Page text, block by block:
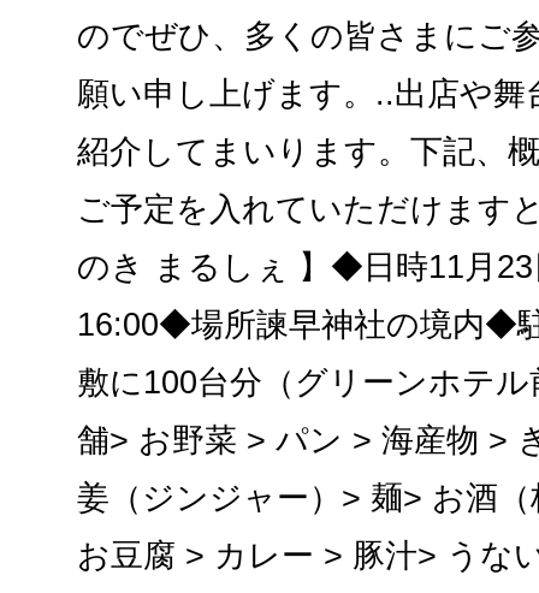
のでぜひ、多くの皆さまにご
願い申し上げます。..出店や舞
紹介してまいります。下記、
ご予定を入れていただけます
のき まるしぇ 】◆日時11月23
16:00◆場所諫早神社の境内◆
敷に100台分（グリーンホテ
舗> お野菜 > パン > 海産物 >
姜（ジンジャー）> 麺> お酒
お豆腐 > カレー > 豚汁> うな